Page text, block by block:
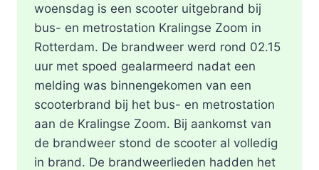
woensdag is een scooter uitgebrand bij
bus- en metrostation Kralingse Zoom in
Rotterdam. De brandweer werd rond 02.15
uur met spoed gealarmeerd nadat een
melding was binnengekomen van een
scooterbrand bij het bus- en metrostation
aan de Kralingse Zoom. Bij aankomst van
de brandweer stond de scooter al volledig
in brand. De brandweerlieden hadden het